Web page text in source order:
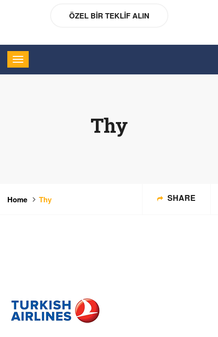
ÖZEL BIR TEKLIF ALIN
Thy
Home Thy SHARE